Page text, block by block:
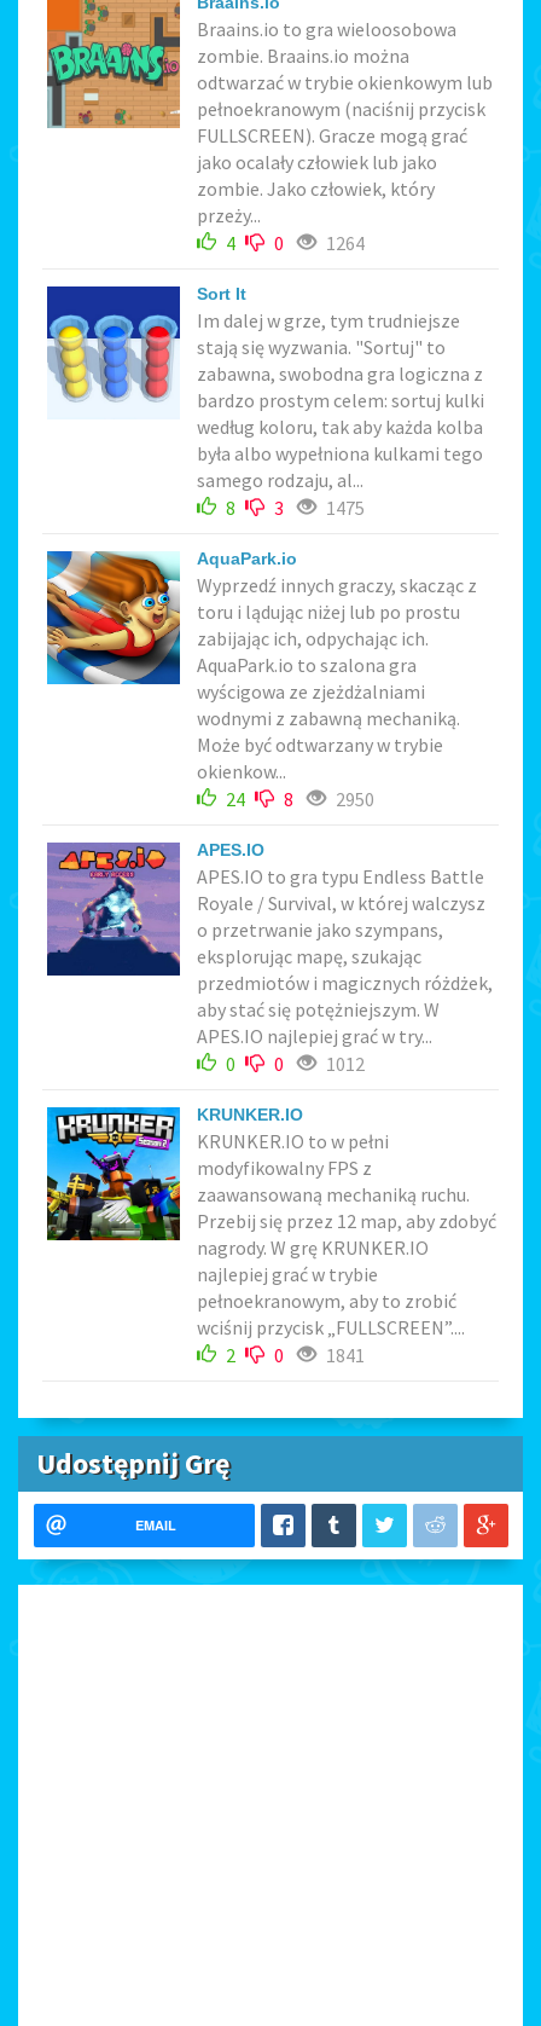
Braains.io to gra wieloosobowa
zombie. Braains.io można
odtwarzać w trybie okienkowym lub
pełnoekranowym (naciśnij przycisk
FULLSCREEN). Gracze mogą grać
jako ocalały człowiek lub jako
zombie. Jako człowiek, który
przeży...
4
0 1264
Sort It
Im dalej w grze, tym trudniejsze
stają się wyzwania. "Sortuj" to
zabawna, swobodna gra logiczna z
bardzo prostym celem: sortuj kulki
według koloru, tak aby każda kolba
była albo wypełniona kulkami tego
samego rodzaju, al...
8
3 1475
AquaPark.io
Wyprzedź innych graczy, skacząc z
toru i lądując niżej lub po prostu
zabijając ich, odpychając ich.
AquaPark.io to szalona gra
wyścigowa ze zjeżdżalniami
wodnymi z zabawną mechaniką.
Może być odtwarzany w trybie
okienkow...
24
8 2950
APES.IO
APES.IO to gra typu Endless Battle
Royale / Survival, w której walczysz
o przetrwanie jako szympans,
eksplorując mapę, szukając
przedmiotów i magicznych różdżek,
aby stać się potężniejszym. W
APES.IO najlepiej grać w try...
0
0 1012
KRUNKER.IO
KRUNKER.IO to w pełni
modyfikowalny FPS z
zaawansowaną mechaniką ruchu.
Przebij się przez 12 map, aby zdobyć
nagrody. W grę KRUNKER.IO
najlepiej grać w trybie
pełnoekranowym, aby to zrobić
wciśnij przycisk „FULLSCREEN”....
2
0 1841
Udostępnij Grę
EMAIL